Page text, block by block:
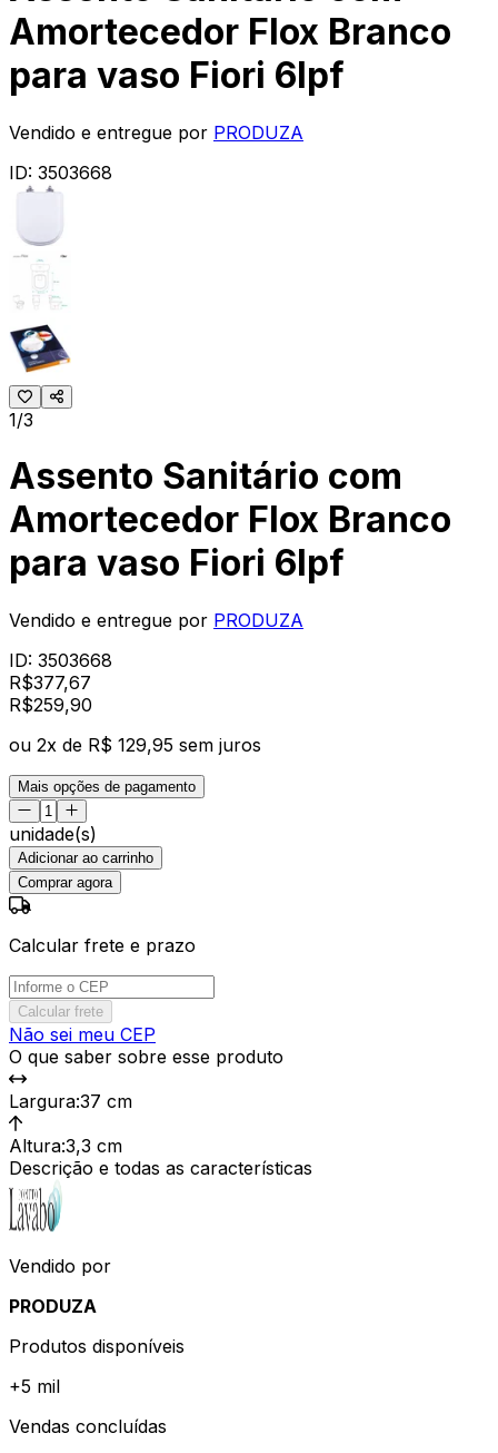
Amortecedor Flox Branco
para vaso Fiori 6lpf
Vendido e entregue por PRODUZA
ID: 3503668
1/3
Assento Sanitário com
Amortecedor Flox Branco
para vaso Fiori 6lpf
Vendido e entregue por PRODUZA
ID: 3503668
R$377,67
R$259,90
ou 2x de R$ 129,95 sem juros
Mais opções de pagamento
unidade(s)
Adicionar ao carrinho
Comprar agora
Calcular frete e prazo
Calcular frete
Não sei meu CEP
O que saber sobre esse produto
Largura:37 cm
Altura:3,3 cm
Descrição e todas as características
Vendido por
PRODUZA
Produtos disponíveis
+5 mil
Vendas concluídas